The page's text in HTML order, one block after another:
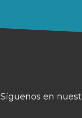
Síguenos en